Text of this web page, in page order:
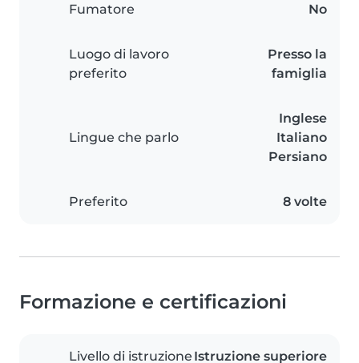
Fumatore No
Luogo di lavoro
preferito
Presso la
famiglia
Lingue che parlo
Inglese
Italiano
Persiano
Preferito 8 volte
Formazione e certificazioni
Livello di istruzione Istruzione superiore